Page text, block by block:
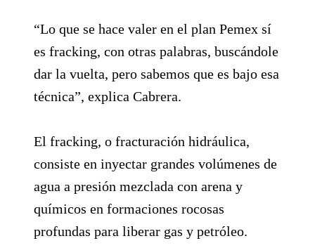
“Lo que se hace valer en el plan Pemex sí
es fracking, con otras palabras, buscándole
dar la vuelta, pero sabemos que es bajo esa
técnica”, explica Cabrera.
El fracking, o fracturación hidráulica,
consiste en inyectar grandes volúmenes de
agua a presión mezclada con arena y
químicos en formaciones rocosas
profundas para liberar gas y petróleo.